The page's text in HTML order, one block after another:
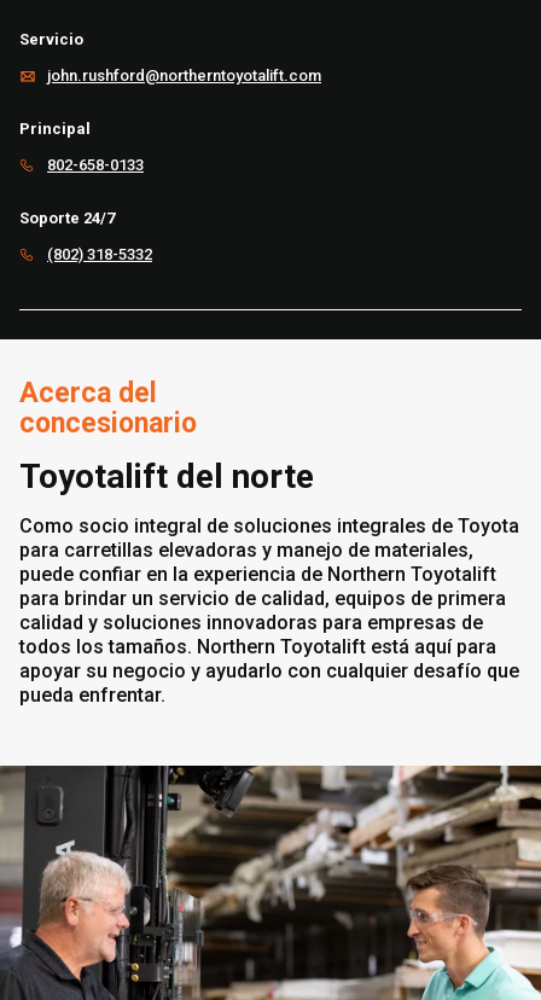
Servicio
john.rushford@northerntoyotalift.com
Principal
802-658-0133
Soporte 24/7
(802) 318-5332
Acerca del
concesionario
Toyotalift del norte
Como socio integral de soluciones integrales de Toyota
para carretillas elevadoras y manejo de materiales,
puede confiar en la experiencia de Northern Toyotalift
para brindar un servicio de calidad, equipos de primera
calidad y soluciones innovadoras para empresas de
todos los tamaños. Northern Toyotalift está aquí para
apoyar su negocio y ayudarlo con cualquier desafío que
pueda enfrentar.